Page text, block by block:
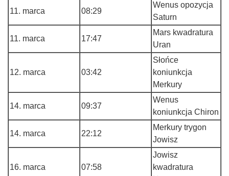
11. marca 08:29
Wenus opozycja
Saturn
11. marca 17:47
Mars kwadratura
Uran
12. marca 03:42
Słońce
koniunkcja
Merkury
14. marca 09:37
Wenus
koniunkcja Chiron
14. marca 22:12
Merkury trygon
Jowisz
16. marca 07:58
Jowisz
kwadratura